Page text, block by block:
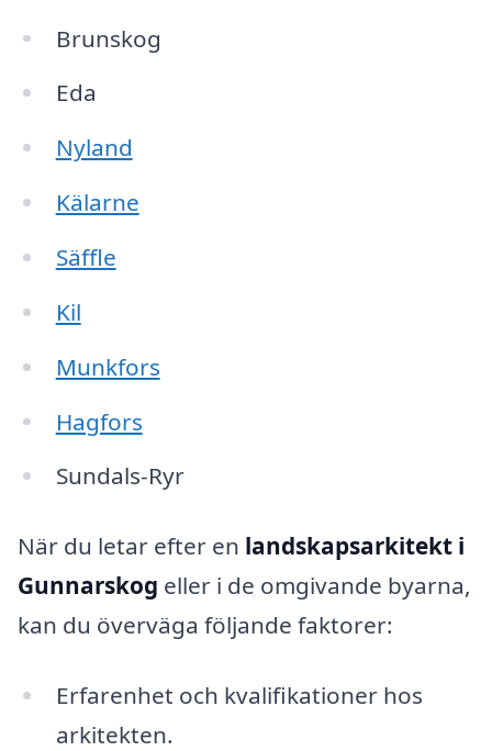
Brunskog
Eda
Nyland
Kälarne
Säffle
Kil
Munkfors
Hagfors
Sundals-Ryr
När du letar efter en landskapsarkitekt i
Gunnarskog eller i de omgivande byarna,
kan du överväga följande faktorer:
Erfarenhet och kvalifikationer hos
arkitekten.